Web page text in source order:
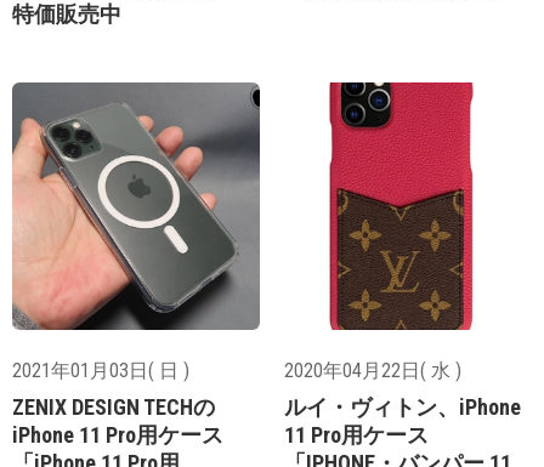
特価販売中
2021年01月03日( 日 )
ZENIX DESIGN TECHの
iPhone 11 Pro用ケース
2020年04月22日( 水 )
ルイ・ヴィトン、iPhone
11 Pro用ケース